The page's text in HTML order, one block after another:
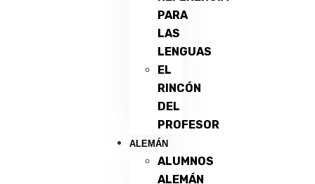
PARA
LAS
LENGUAS
EL
RINCÓN
DEL
PROFESOR
ALEMÁN
ALUMNOS
ALEMÁN